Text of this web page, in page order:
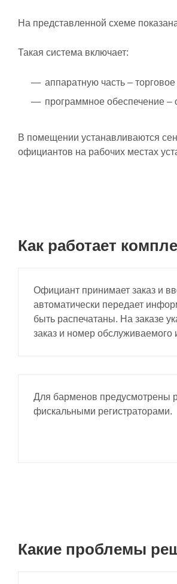
На представленной схеме
Такая система включает:
аппаратную часть –
программное обеспечение –
В помещении устанавливаются
официантов на рабочих местах
Как работает
Официант принимает заказ и
автоматически передает
быть распечатаны. На заказе
заказ и номер обслуживаемого
Для барменов предусмотрены
фискальными регистраторами.
Какие проблемы